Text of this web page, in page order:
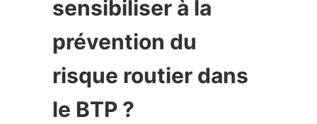
sensibiliser à la
prévention du
risque routier dans
le BTP ?